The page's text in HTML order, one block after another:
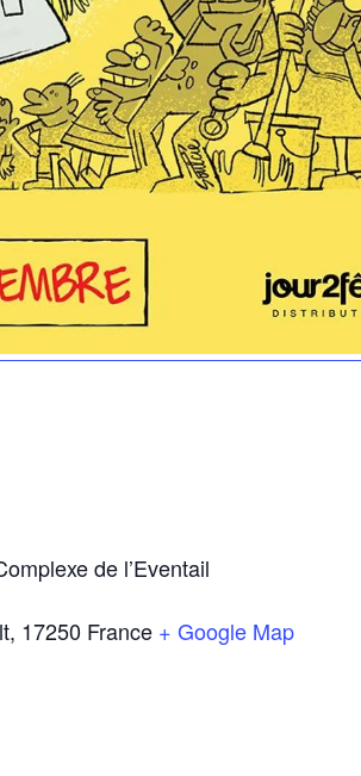
de l’Eventail
, 17250 France + Google Map